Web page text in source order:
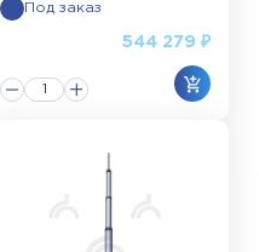
Под заказ
544 279 ₽